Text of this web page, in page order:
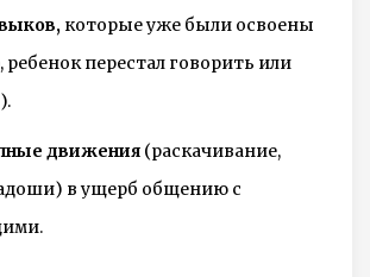
которые уже были освоены
перестал говорить или
движения (раскачивание,
в ущерб общению с